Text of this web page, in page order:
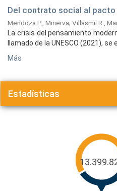
Del contrato social al
Mendoza P., Minerva; Villasmil R.,
La crisis del pensamiento
llamado de la UNESCO (2021),
Más
Estadísticas